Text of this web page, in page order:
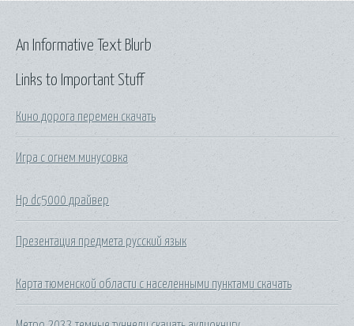
Links to Important Stuff
Кино дорога перемен скачать
Игра с огнем минусовка
Hp dc5000 драйвер
Презентация предмета русский язык
Карта тюменской области с населенными пунктами скачать
An Informative Text Blurb